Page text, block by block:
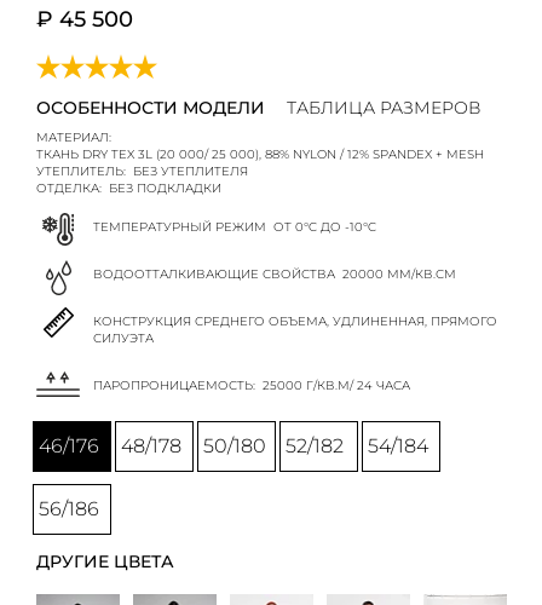
₽ 45 500
ОСОБЕННОСТИ МОДЕЛИ ТАБЛИЦА РАЗМЕРОВ
МАТЕРИАЛ:
ТКАНЬ DRY TEX 3L (20 000/ 25 000), 88% NYLON / 12% SPANDEX + MESH
УТЕПЛИТЕЛЬ: БЕЗ УТЕПЛИТЕЛЯ
ОТДЕЛКА: БЕЗ ПОДКЛАДКИ
ТЕМПЕРАТУРНЫЙ РЕЖИМ ОТ 0°C ДО -10°C
ВОДООТТАЛКИВАЮЩИЕ СВОЙСТВА 20000 ММ/КВ.СМ
КОНСТРУКЦИЯ СРЕДНЕГО ОБЪЕМА, УДЛИНЕННАЯ, ПРЯМОГО
СИЛУЭТА
ПАРОПРОНИЦАЕМОСТЬ: 25000 Г/КВ.М/ 24 ЧАСА
46/176 48/178 50/180 52/182 54/184
56/186
ДРУГИЕ ЦВЕТА